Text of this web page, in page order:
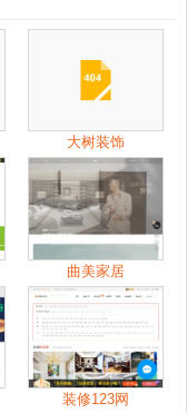
大树装饰
曲美家居
装修123网